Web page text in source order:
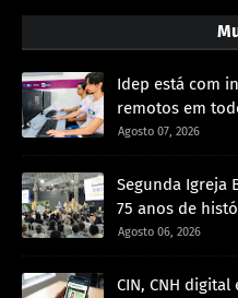
Idep está com
remotos em
Agosto 07, 2026
Segunda Igreja
75 anos de
Agosto 06, 2026
CIN, CNH